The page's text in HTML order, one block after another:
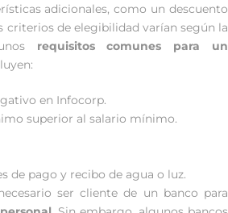
adicionales, como un descuento
criterios de elegibilidad varían según la
requisitos comunes para un
en Infocorp.
superior al salario mínimo.
de pago y recibo de agua o luz.
ser cliente de un banco para